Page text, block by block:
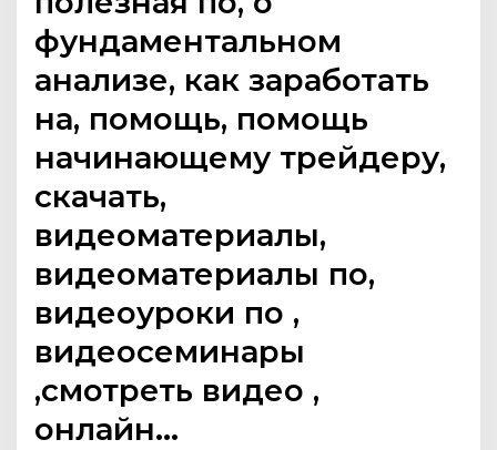
фундаментальном
анализе, как заработать
на, помощь, помощь
начинающему трейдеру,
скачать,
видеоматериалы,
видеоматериалы по,
видеоуроки по ,
видеосеминары
,смотреть видео ,
онлайн…